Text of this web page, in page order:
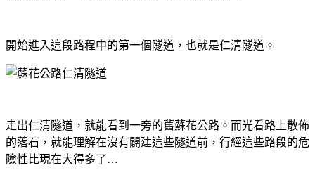
開始進入這段路程中的第一個隧道，也就是仁清隧道。
走出仁清隧道，就能看到一旁的舊蘇花公路。而光看路上散佈
的落石，就能理解在沒有闢建這些隧道前，行經這些路段的危
險性比現在大得多了…